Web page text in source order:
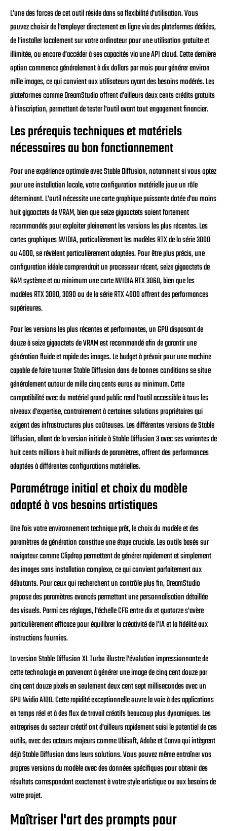
L'une des forces de cet outil réside dans sa flexibilité d'utilisation. Vous
pouvez choisir de l'employer directement en ligne via des plateformes dédiées,
de l'installer localement sur votre ordinateur pour une utilisation gratuite et
illimitée, ou encore d'accéder à ses capacités via une API cloud. Cette dernière
option commence généralement à dix dollars par mois pour générer environ
mille images, ce qui convient aux utilisateurs ayant des besoins modérés. Les
plateformes comme DreamStudio offrent d'ailleurs deux cents crédits gratuits
à l'inscription, permettant de tester l'outil avant tout engagement financier.
Les prérequis techniques et matériels
nécessaires au bon fonctionnement
Pour une expérience optimale avec Stable Diffusion, notamment si vous optez
pour une installation locale, votre configuration matérielle joue un rôle
déterminant. L'outil nécessite une carte graphique puissante dotée d'au moins
huit gigaoctets de VRAM, bien que seize gigaoctets soient fortement
recommandés pour exploiter pleinement les versions les plus récentes. Les
cartes graphiques NVIDIA, particulièrement les modèles RTX de la série 3000
ou 4000, se révèlent particulièrement adaptées. Pour être plus précis, une
configuration idéale comprendrait un processeur récent, seize gigaoctets de
RAM système et au minimum une carte NVIDIA RTX 3060, bien que les
modèles RTX 3080, 3090 ou de la série RTX 4000 offrent des performances
supérieures.
Pour les versions les plus récentes et performantes, un GPU disposant de
douze à seize gigaoctets de VRAM est recommandé afin de garantir une
génération fluide et rapide des images. Le budget à prévoir pour une machine
capable de faire tourner Stable Diffusion dans de bonnes conditions se situe
généralement autour de mille cinq cents euros au minimum. Cette
compatibilité avec du matériel grand public rend l'outil accessible à tous les
niveaux d'expertise, contrairement à certaines solutions propriétaires qui
exigent des infrastructures plus coûteuses. Les différentes versions de Stable
Diffusion, allant de la version initiale à Stable Diffusion 3 avec ses variantes de
huit cents millions à huit milliards de paramètres, offrent des performances
adaptées à différentes configurations matérielles.
Paramétrage initial et choix du modèle
adapté à vos besoins artistiques
Une fois votre environnement technique prêt, le choix du modèle et des
paramètres de génération constitue une étape cruciale. Les outils basés sur
navigateur comme Clipdrop permettent de générer rapidement et simplement
des images sans installation complexe, ce qui convient parfaitement aux
débutants. Pour ceux qui recherchent un contrôle plus fin, DreamStudio
propose des paramètres avancés permettant une personnalisation détaillée
des visuels. Parmi ces réglages, l'échelle CFG entre dix et quatorze s'avère
particulièrement efficace pour équilibrer la créativité de l'IA et la fidélité aux
instructions fournies.
La version Stable Diffusion XL Turbo illustre l'évolution impressionnante de
cette technologie en parvenant à générer une image de cinq cent douze par
cinq cent douze pixels en seulement deux cent sept millisecondes avec un
GPU Nvidia A100. Cette rapidité exceptionnelle ouvre la voie à des applications
en temps réel et à des flux de travail créatifs beaucoup plus dynamiques. Les
entreprises du secteur créatif ont d'ailleurs rapidement saisi le potentiel de ces
outils, avec des acteurs majeurs comme Ubisoft, Adobe et Canva qui intègrent
déjà Stable Diffusion dans leurs solutions. Vous pouvez même entraîner vos
propres versions du modèle avec des données spécifiques pour obtenir des
résultats correspondant exactement à votre style artistique ou aux besoins de
votre projet.
Maîtriser l'art des prompts pour